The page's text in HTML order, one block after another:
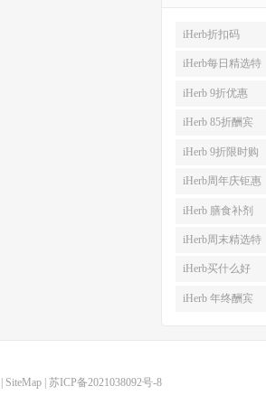
iHerb折扣码
(341)
iHerb每日精选特
惠 (53)
iHerb 9折优惠
(38)
iHerb 85折酬宾
(23)
iHerb 9折限时购
(21)
iHerb周年庆钜惠
(15)
iHerb 膳食补剂
(14)
iHerb周末精选特
惠 (13)
iHerb买什么好
(12)
iHerb 年终酬宾
SiteMap| 苏ICP备2021038092号-8